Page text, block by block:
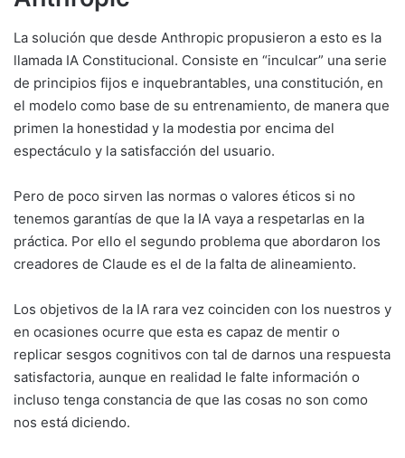
La solución que desde Anthropic propusieron a esto es la
llamada IA Constitucional. Consiste en “inculcar” una serie
de principios fijos e inquebrantables, una constitución, en
el modelo como base de su entrenamiento, de manera que
primen la honestidad y la modestia por encima del
espectáculo y la satisfacción del usuario.
Pero de poco sirven las normas o valores éticos si no
tenemos garantías de que la IA vaya a respetarlas en la
práctica. Por ello el segundo problema que abordaron los
creadores de Claude es el de la falta de alineamiento.
Los objetivos de la IA rara vez coinciden con los nuestros y
en ocasiones ocurre que esta es capaz de mentir o
replicar sesgos cognitivos con tal de darnos una respuesta
satisfactoria, aunque en realidad le falte información o
incluso tenga constancia de que las cosas no son como
nos está diciendo.